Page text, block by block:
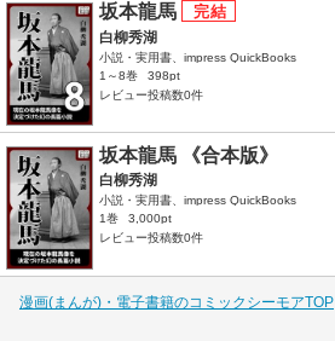
坂本龍馬
白柳秀湖
小説・実用書、impress QuickBooks
1～8巻
398pt
レビュー投稿数0件
坂本龍馬 《合本版》
白柳秀湖
小説・実用書、impress QuickBooks
1巻
3,000pt
レビュー投稿数0件
漫画(まんが)・電子書籍のコミックシーモアTOP